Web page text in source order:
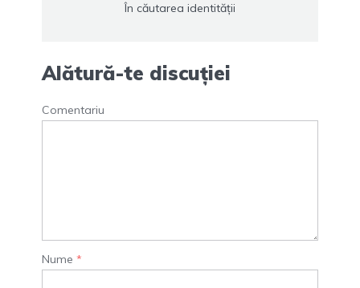
În căutarea identității
Alătură-te discuției
Comentariu
Nume *